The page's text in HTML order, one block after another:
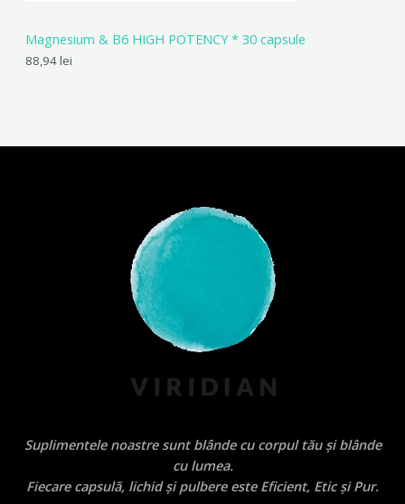
Magnesium & B6 HIGH POTENCY * 30 capsule
88,94lei
Suplimentele noastre sunt blânde cu corpul tău și blânde
cu lumea.
Fiecare capsulă, lichid și pulbere este Eficient, Etic și Pur.